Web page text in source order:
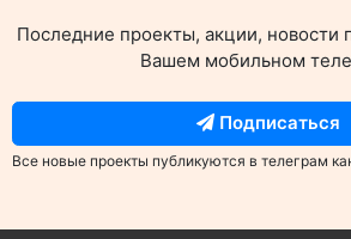
Последние проекты, акции, новости
Вашем мобильном
Подписаться
Все новые проекты публикуются в телеграм